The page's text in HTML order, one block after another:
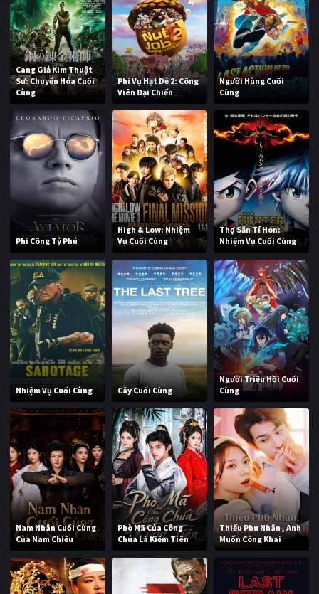
Cang Giả Kim Thuật
Sư: Chuyển Hóa Cuối
Cùng
Phi Vụ Hạt Dẻ 2: Công
Viên Đại Chiến
Người Hùng Cuối
Cùng
Phi Công Tỷ Phú
High & Low: Nhiệm
Vụ Cuối Cùng
Thợ Săn Tí Hon:
Nhiệm Vụ Cuối Cùng
Nhiệm Vụ Cuối Cùng Cây Cuối Cùng
Người Triệu Hồi Cuối
Cùng
Nam Nhân Cuối Cùng
Của Nam Chiếu
Phò Mã Của Công
Chúa Là Kiếm Tiên
Thiếu Phu Nhân , Anh
Muốn Công Khai